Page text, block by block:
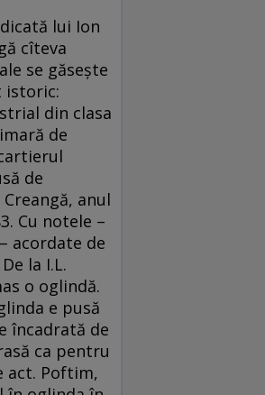
lui Ion
cîteva
se găsește
istoric:
din clasa
de
de
anul
Cu notele –
acordate de
la I.L.
o oglindă.
e pusă
încadrată de
ca pentru
act. Poftim,